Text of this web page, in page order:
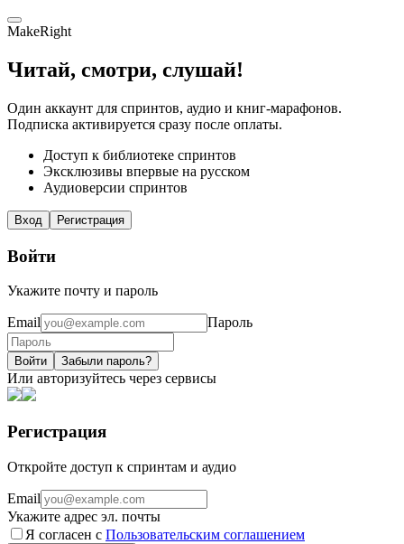
MakeRight
Читай, смотри, слушай!
Один аккаунт для спринтов, аудио и книг-марафонов.
Подписка активируется сразу после оплаты.
Доступ к библиотеке спринтов
Эксклюзивы впервые на русском
Аудиоверсии спринтов
Вход Регистрация
Войти
Укажите почту и пароль
Email Пароль
Войти Забыли пароль?
Или авторизуйтесь через сервисы
Регистрация
Откройте доступ к спринтам и аудио
Email
Укажите адрес эл. почты
Я согласен с Пользовательским соглашением